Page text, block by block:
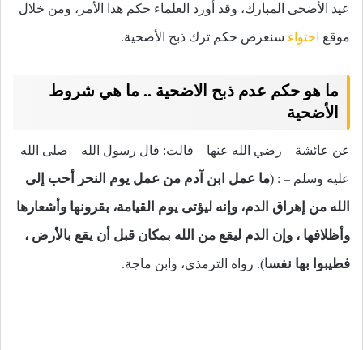
عيد الأضحى المبارك، وقد أورد العلماء حكم هذا الأمر، ومن خلال
موقع احتواء سنعرض حكم ترك ذبح الأضحية.
ما هو حكم عدم ذبح الاضحية .. ما هي شروط
الأضحية
عن عائشة – رضي الله عنها – قالت: قال رسول الله – صلى الله
عليه وسلم – : (ما عمل ابن آدم من عمل يوم النحر أحب إلى
الله من إهراق الدم، وإنه ليؤتى يوم القيامة، بقرونها وأشعارها
وأظلافها ، وإن الدم ليقع من الله بمكان قبل أن يقع بالأرض ،
فطيبوا بها نفسا). رواه الترمذي، وابن ماجة.